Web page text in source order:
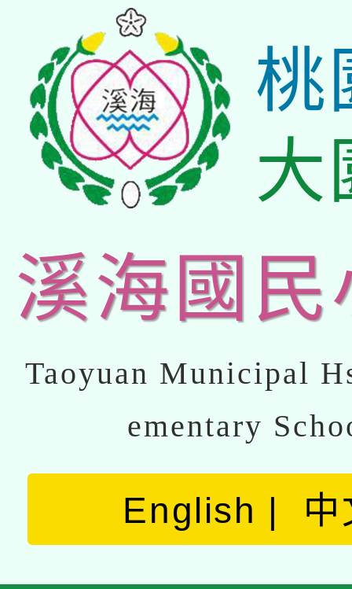
桃
大
溪海國民
Taoyuan Municipal
ementary
English 中